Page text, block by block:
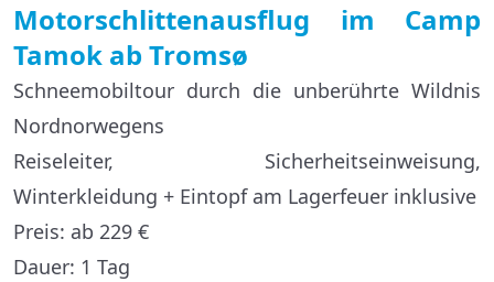
Motorschlittenausflug im Camp
Tamok ab Tromsø
Schneemobiltour durch die unberührte Wildnis
Nordnorwegens
Reiseleiter, Sicherheitseinweisung,
Winterkleidung + Eintopf am Lagerfeuer inklusive
Preis: ab 229 €
Dauer: 1 Tag